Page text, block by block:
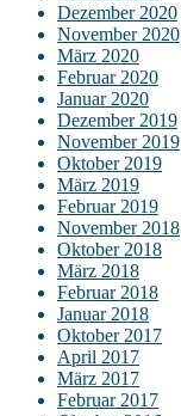
Dezember 2020
November 2020
März 2020
Februar 2020
Januar 2020
Dezember 2019
November 2019
Oktober 2019
März 2019
Februar 2019
November 2018
Oktober 2018
März 2018
Februar 2018
Januar 2018
Oktober 2017
April 2017
März 2017
Februar 2017